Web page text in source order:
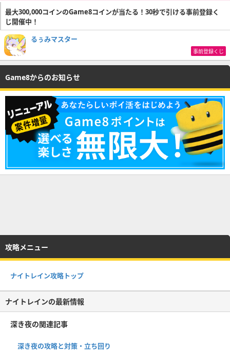
最大300,000コインのGame8コインが当たる！30秒で引ける事前登録く
じ開催中！
るぅみマスター
事前登録くじ
Game8からのお知らせ
攻略メニュー
ナイトレイン攻略トップ
ナイトレインの最新情報
深き夜の関連記事
深き夜の攻略と対策・立ち回り